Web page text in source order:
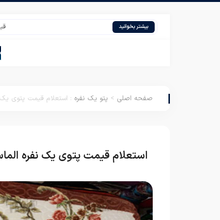
بیشتر بخوانید قیمت
صفحه اصلی > پتو یک نفره : استعلام قیمت پتوی
استعلام قیمت پتوی یک نفره